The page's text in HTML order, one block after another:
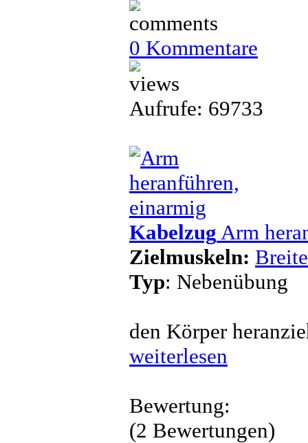
0 Kommentare
Aufrufe: 69733
Kabelzug Arm
Zielmuskeln:
Typ: Nebenübung
den Körper
weiterlesen
Bewertung:
(2 Bewertungen)